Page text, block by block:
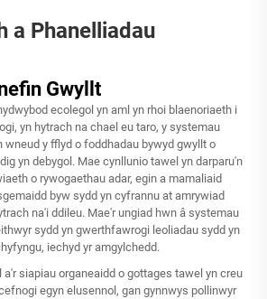
a Phanelliadau
Gwyllt
ecolegol yn aml yn rhoi blaenoriaeth i
yn hytrach na chael eu taro, y systemau
wneud y fflyd o foddhadau bywyd gwyllt o
yn debygol. Mae cynllunio tawel yn darparu'n
o rywogaethau adar, egin a mamaliaid
byw sydd yn cyfrannu at amrywiad
na'i ddileu. Mae'r ungiad hwn â systemau
sydd yn gwerthfawrogi leoliadau sydd yn
iechyd yr amgylchedd.
a'r siapiau organeaidd o gottages tawel yn creu
egyn elusennol, gan gynnwys pollinwyr